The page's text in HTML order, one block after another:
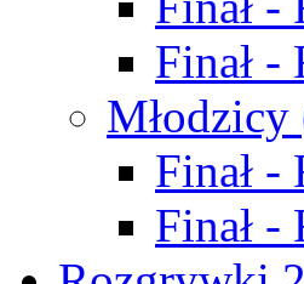
Finał -
Finał -
Finał -